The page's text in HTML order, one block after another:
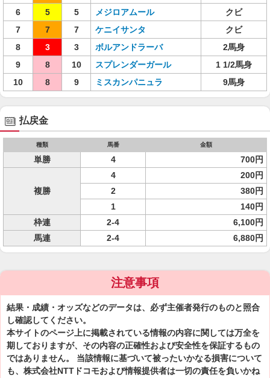
6
5 5 メジロアムール
クビ
7
7 7 ケニイサンタ
クビ
8
3 3 ボルアンドラーバ
2馬身
9
8 10 スプレンダーガール
1 1/2馬身
10
8 9 ミスカンパニュラ 9馬身
払戻金
種類 馬番 金額
単勝 4 700円
複勝
4
200円
2
380円
1
140円
枠連
2-4
6,100円
馬連
2-4 6,880円
注意事項
結果・成績・オッズなどのデータは、必ず主催者発行のものと照合
し確認してください。
本サイトのページ上に掲載されている情報の内容に関しては万全を
期しておりますが、その内容の正確性および安全性を保証するもの
ではありません。 当該情報に基づいて被ったいかなる損害について
も、株式会社NTTドコモおよび情報提供者は一切の責任を負いかね